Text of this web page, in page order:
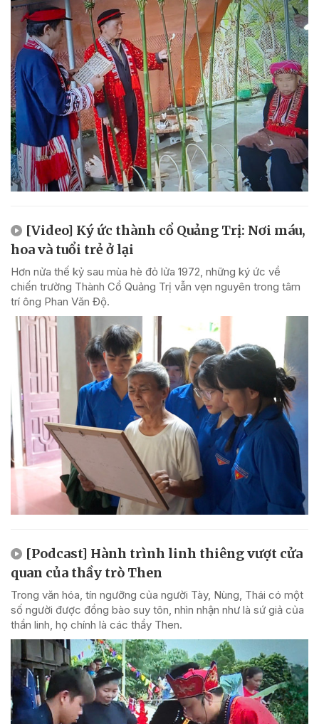
[Video] Ký ức thành cổ Quảng Trị: Nơi máu,
hoa và tuổi trẻ ở lại
Hơn nửa thế kỷ sau mùa hè đỏ lửa 1972, những ký ức về
chiến trường Thành Cổ Quảng Trị vẫn vẹn nguyên trong tâm
trí ông Phan Văn Độ.
[Podcast] Hành trình linh thiêng vượt cửa
quan của thầy trò Then
Trong văn hóa, tín ngưỡng của người Tày, Nùng, Thái có một
số người được đồng bào suy tôn, nhìn nhận như là sứ giả của
thần linh, họ chính là các thầy Then.